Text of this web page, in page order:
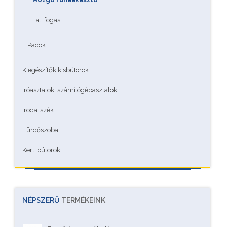
Fali fogas
Padok
Kiegészítők,kisbútorok
Iróasztalok, számítógépasztalok
Irodai szék
Fürdőszoba
Kerti bútorok
NÉPSZERŰ TERMÉKEINK